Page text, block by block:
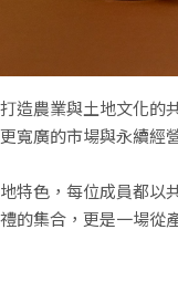
造農業與土地文化
寬廣的市場與永續經
特色，每位成員都以
的集合，更是一場從